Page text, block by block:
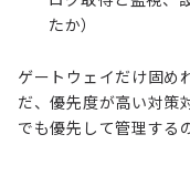
たか）
ゲートウェイだけ固め
だ、優先度が高い対策
でも優先して管理する